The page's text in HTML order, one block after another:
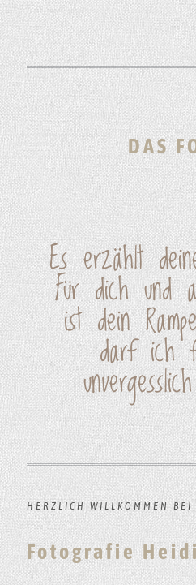
DAS
Es erzählt
Für dich und
ist dein
darf ich
HERZLICH WILLKOMMEN BEI
Fotografie